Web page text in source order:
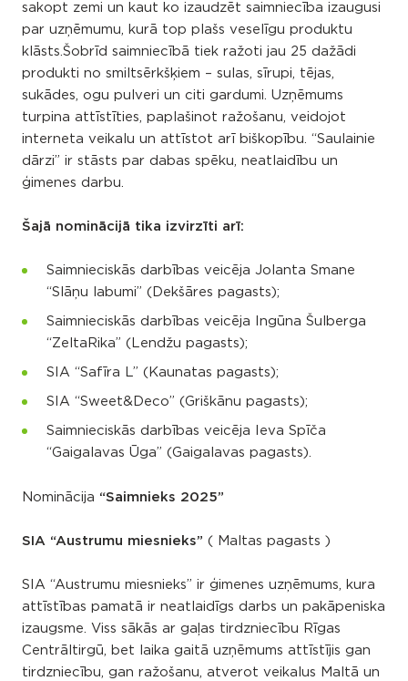
sakopt zemi un kaut ko izaudzēt saimniecība izaugusi
par uzņēmumu, kurā top plašs veselīgu produktu
klāsts.Šobrīd saimniecībā tiek ražoti jau 25 dažādi
produkti no smiltsērkšķiem – sulas, sīrupi, tējas,
sukādes, ogu pulveri un citi gardumi. Uzņēmums
turpina attīstīties, paplašinot ražošanu, veidojot
interneta veikalu un attīstot arī biškopību. “Saulainie
dārzi” ir stāsts par dabas spēku, neatlaidību un
ģimenes darbu.
Šajā nominācijā tika izvirzīti arī:
Saimnieciskās darbības veicēja Jolanta Smane
“Slāņu labumi” (Dekšāres pagasts);
Saimnieciskās darbības veicēja Ingūna Šulberga
“ZeltaRika” (Lendžu pagasts);
SIA “Safīra L” (Kaunatas pagasts);
SIA “Sweet&Deco” (Griškānu pagasts);
Saimnieciskās darbības veicēja Ieva Spīča
“Gaigalavas Ūga” (Gaigalavas pagasts).
Nominācija “Saimnieks 2025”
SIA “Austrumu miesnieks” ( Maltas pagasts )
SIA “Austrumu miesnieks” ir ģimenes uzņēmums, kura
attīstības pamatā ir neatlaidīgs darbs un pakāpeniska
izaugsme. Viss sākās ar gaļas tirdzniecību Rīgas
Centrāltirgū, bet laika gaitā uzņēmums attīstījis gan
tirdzniecību, gan ražošanu, atverot veikalus Maltā un